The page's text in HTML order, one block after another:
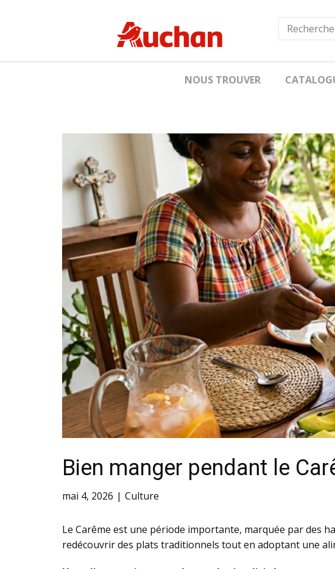
NOUS TROUVER
Bien manger pendant le
mai 4, 2026 Culture
Le Carême est une période importante, marquée par des
redécouvrir des plats traditionnels tout en adoptant une